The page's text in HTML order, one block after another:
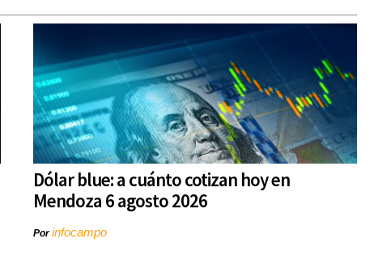
Dólar blue: a cuánto cotizan hoy en
Mendoza 6 agosto 2026
Porinfocampo